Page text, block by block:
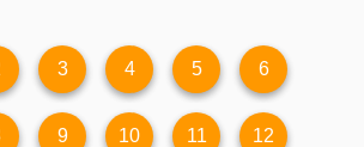
3 4 5 6
9 10 11 12